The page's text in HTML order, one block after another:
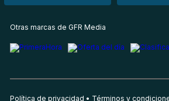
Otras marcas de GFR Media
Política de privacidad Términos y